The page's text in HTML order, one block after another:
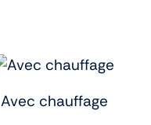
Avec chauffage